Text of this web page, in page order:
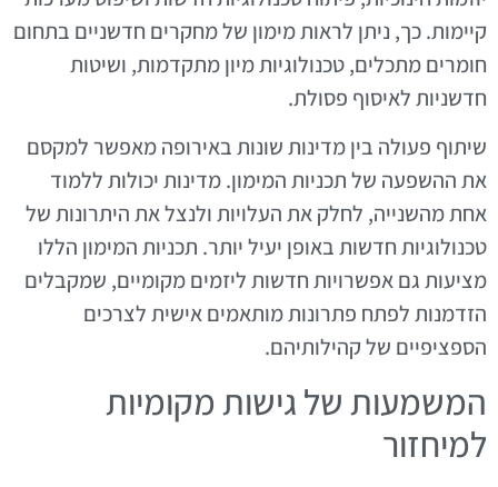
קיימות. כך, ניתן לראות מימון של מחקרים חדשניים בתחום
חומרים מתכלים, טכנולוגיות מיון מתקדמות, ושיטות
חדשניות לאיסוף פסולת.
שיתוף פעולה בין מדינות שונות באירופה מאפשר למקסם
את ההשפעה של תכניות המימון. מדינות יכולות ללמוד
אחת מהשנייה, לחלק את העלויות ולנצל את היתרונות של
טכנולוגיות חדשות באופן יעיל יותר. תכניות המימון הללו
מציעות גם אפשרויות חדשות ליזמים מקומיים, שמקבלים
הזדמנות לפתח פתרונות מותאמים אישית לצרכים
הספציפיים של קהילותיהם.
המשמעות של גישות מקומיות
למיחזור